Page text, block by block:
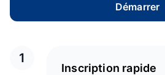
Démarrer
1
Inscription rapide